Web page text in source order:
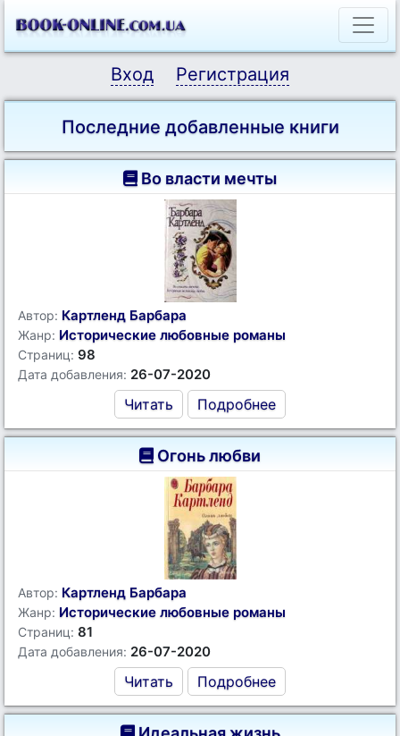
Вход Регистрация
Последние добавленные книги
Во власти мечты
Автор: Картленд Барбара
Жанр: Исторические любовные романы
Страниц: 98
Дата добавления: 26-07-2020
Читать Подробнее
Огонь любви
Автор: Картленд Барбара
Жанр: Исторические любовные романы
Страниц: 81
Дата добавления: 26-07-2020
Читать Подробнее